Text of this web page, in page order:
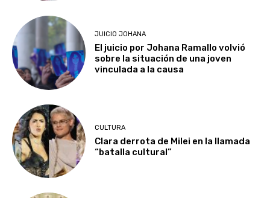
JUICIO JOHANA
El juicio por Johana Ramallo volvió
sobre la situación de una joven
vinculada a la causa
CULTURA
Clara derrota de Milei en la llamada
“batalla cultural”